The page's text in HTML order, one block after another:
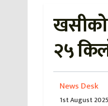
खसीको
२५
News Desk
1st August 2025